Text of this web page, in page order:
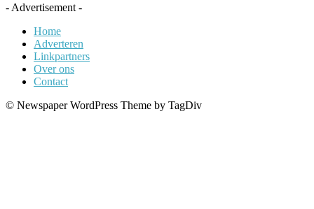
- Advertisement -
Home
Adverteren
Linkpartners
Over ons
Contact
© Newspaper WordPress Theme by TagDiv